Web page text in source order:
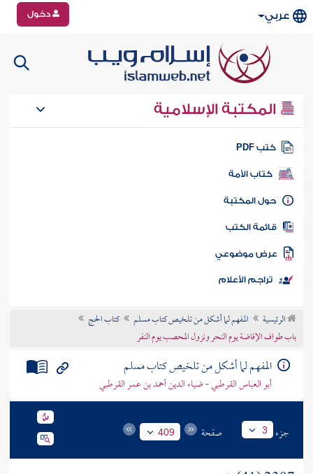
عربي دخول
المكتبة الإسلامية
كتب PDF
كتاب الأمة
المكتبة
الكتب
موضوعي
تراجم الأعلام
الرئيسية المفهم لما أشكل من تلخيص كتاب مسلم
كتاب الحج
باب طواف الإفاضة يوم النحر ونزول المحصب يوم النفر
المفهم لما أشكل من تلخيص كتاب مسلم
أبو العباس القرطبي - ضياء الدين أحمد بن عمر القرطبي
جزء 3 صفحة 409